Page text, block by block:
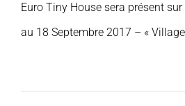
Euro Tiny House sera présent
au 18 Septembre 2017 – «